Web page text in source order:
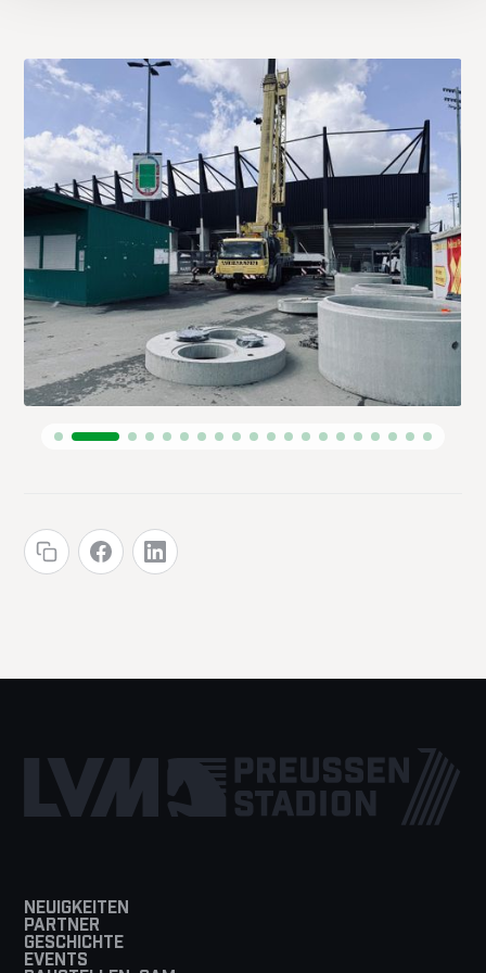
NEUIGKEITEN
PARTNER
GESCHICHTE
EVENTS